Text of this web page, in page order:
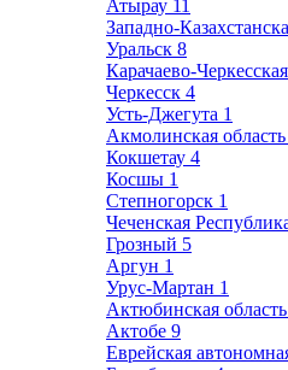
Атырау 11
Западно-
Уральск 8
Карачаево-
Черкесск 4
Усть-Джегута 1
Акмолинская область
Кокшетау 4
Косшы 1
Степногорск 1
Чеченская
Грозный 5
Аргун 1
Урус-Мартан 1
Актюбинская область
Актобе 9
Еврейская